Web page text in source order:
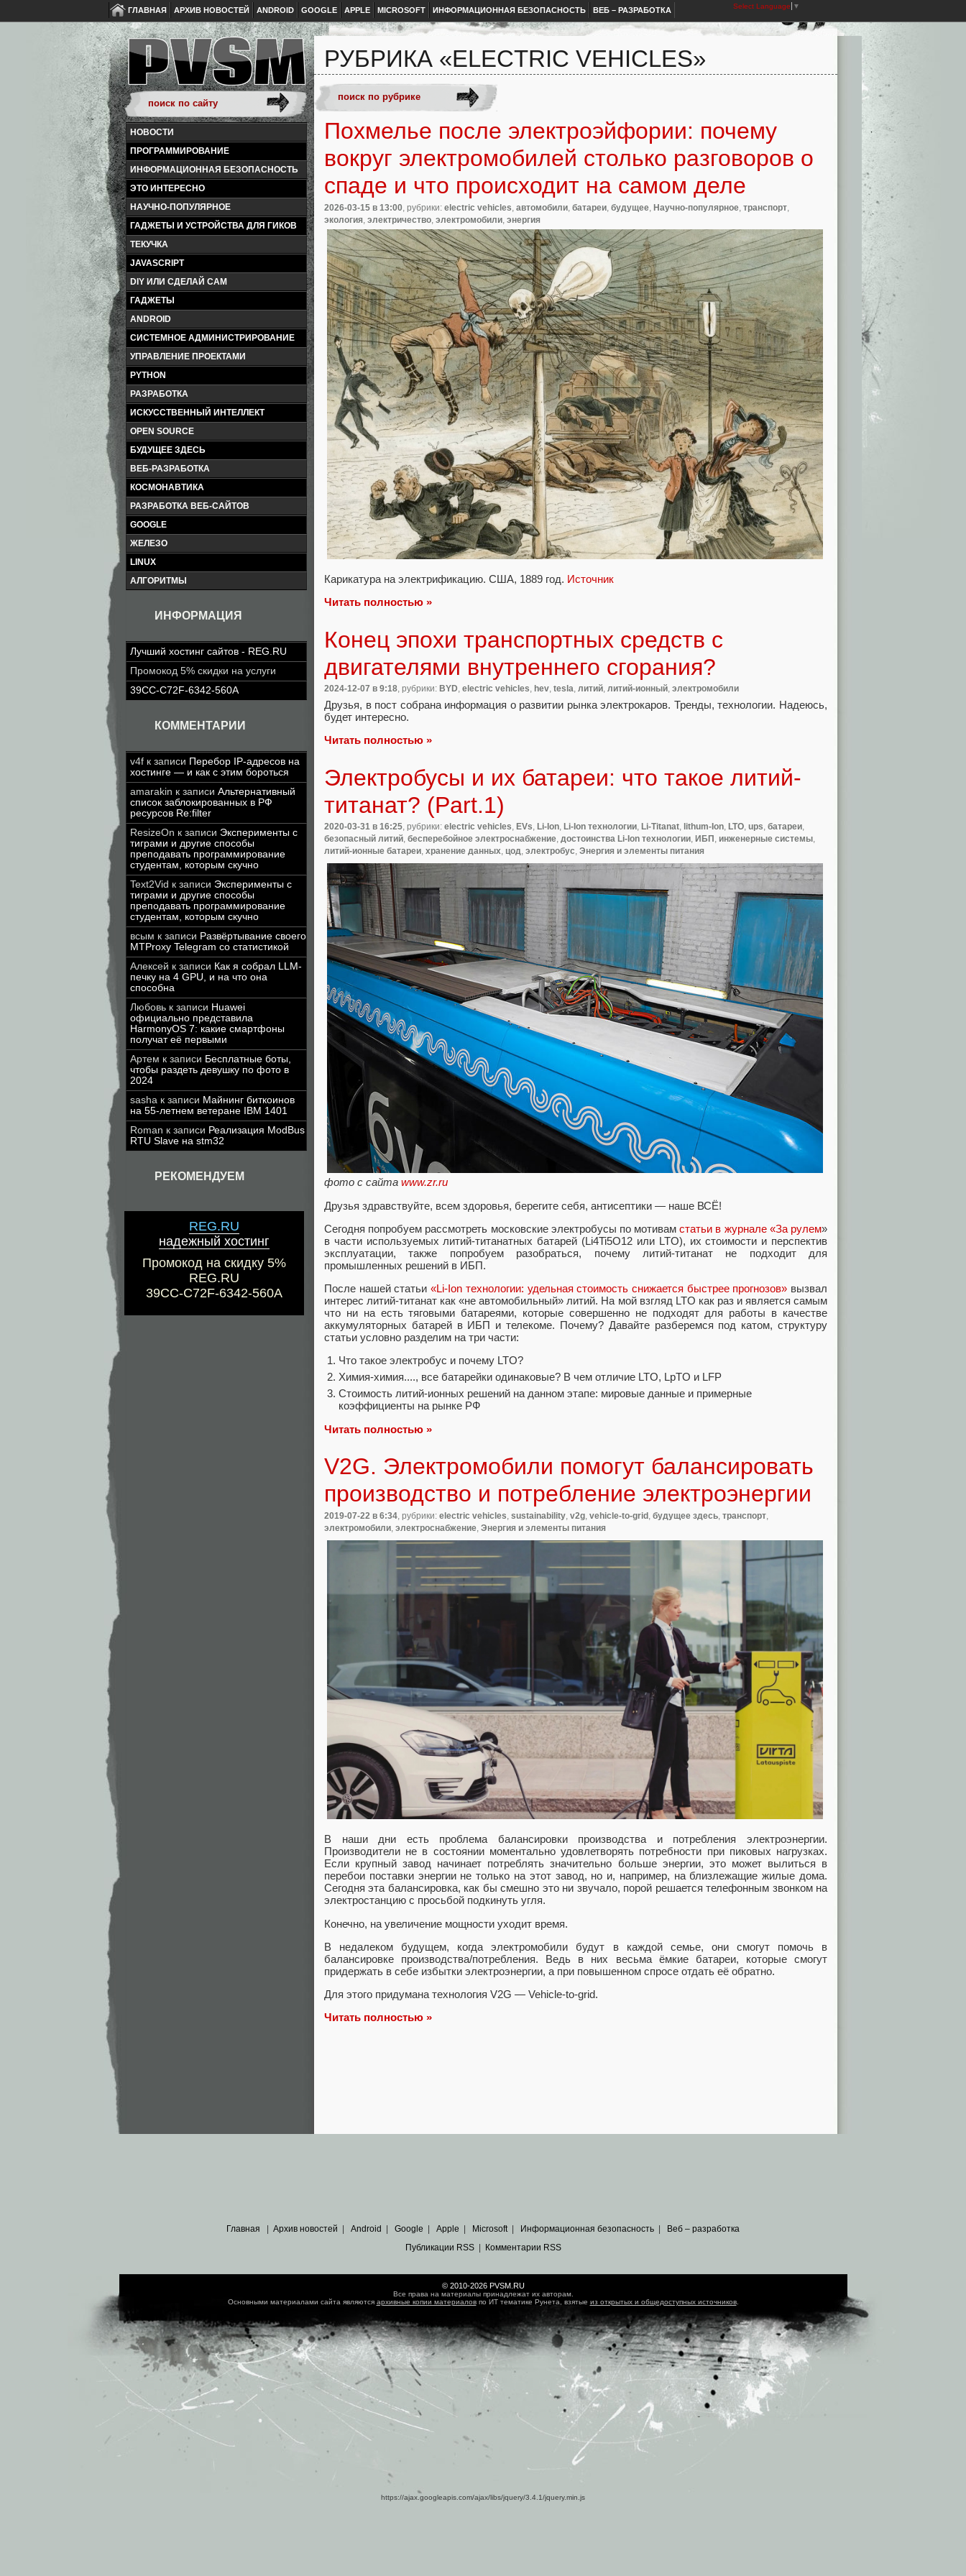
ГЛАВНАЯ АРХИВ НОВОСТЕЙ ANDROID GOOGLE APPLE MICROSOFT ИНФОРМАЦИОННАЯ БЕЗОПАСНОСТЬ ВЕБ – РАЗРАБОТКА Select Language ▼
НОВОСТИ
ПРОГРАММИРОВАНИЕ
ИНФОРМАЦИОННАЯ БЕЗОПАСНОСТЬ
ЭТО ИНТЕРЕСНО
НАУЧНО-ПОПУЛЯРНОЕ
ГАДЖЕТЫ И УСТРОЙСТВА ДЛЯ ГИКОВ
ТЕКУЧКА
JAVASCRIPT
DIY ИЛИ СДЕЛАЙ САМ
ГАДЖЕТЫ
ANDROID
СИСТЕМНОЕ АДМИНИСТРИРОВАНИЕ
УПРАВЛЕНИЕ ПРОЕКТАМИ
PYTHON
РАЗРАБОТКА
ИСКУССТВЕННЫЙ ИНТЕЛЛЕКТ
OPEN SOURCE
БУДУЩЕЕ ЗДЕСЬ
ВЕБ-РАЗРАБОТКА
КОСМОНАВТИКА
РАЗРАБОТКА ВЕБ-САЙТОВ
GOOGLE
ЖЕЛЕЗО
LINUX
АЛГОРИТМЫ
ИНФОРМАЦИЯ
Лучший хостинг сайтов - REG.RU
Промокод 5% скидки на услуги
39CC-C72F-6342-560A
КОММЕНТАРИИ
v4f к записи Перебор IP-адресов на
хостинге — и как с этим бороться
amarakin к записи Альтернативный
список заблокированных в РФ
ресурсов Re:filter
ResizeOn к записи Эксперименты с
тиграми и другие способы
преподавать программирование
студентам, которым скучно
Text2Vid к записи Эксперименты с
тиграми и другие способы
преподавать программирование
студентам, которым скучно
всым к записи Развёртывание своего
MTProxy Telegram со статистикой
Алексей к записи Как я собрал LLM-
печку на 4 GPU, и на что она
способна
Любовь к записи Huawei
официально представила
HarmonyOS 7: какие смартфоны
получат её первыми
Артем к записи Бесплатные боты,
чтобы раздеть девушку по фото в
2024
sasha к записи Майнинг биткоинов
на 55-летнем ветеране IBM 1401
Roman к записи Реализация ModBus
RTU Slave на stm32
РЕКОМЕНДУЕМ
REG.RU
надежный хостинг
Промокод на скидку 5%
REG.RU
39CC-C72F-6342-560A
РУБРИКА «ELECTRIC VEHICLES»
Похмелье после электроэйфории: почему
вокруг электромобилей столько разговоров о
спаде и что происходит на самом деле
2026-03-15 в 13:00 , рубрики: electric vehicles автомобили батареи будущее Научно-популярное транспорт
экология электричество электромобили энергия
Карикатура на электрификацию. США, 1889 год. Источник
Читать полностью »
Конец эпохи транспортных средств с
двигателями внутреннего сгорания?
2024-12-07 в 9:18, рубрики: BYD, electric vehicles, hev, tesla, литий, литий-ионный, электромобили
Друзья, в пост собрана информация о развитии рынка электрокаров. Тренды, технологии. Надеюсь,
будет интересно.
Читать полностью »
Электробусы и их батареи: что такое литий-
титанат? (Part.1)
2020-03-31 в 16:25, рубрики: electric vehicles, EVs, Li-Ion, Li-Ion технологии, Li-Titanat, lithum-Ion, LTO, ups, батареи,
безопасный литий, бесперебойное электроснабжение, достоинства Li-Ion технологии, ИБП, инженерные системы,
литий-ионные батареи, хранение данных, цод, электробус, Энергия и элементы питания
фото c сайта www.zr.ru
Друзья здравствуйте, всем здоровья, берегите себя, антисептики — наше ВСЁ!
Сегодня попробуем рассмотреть московские электробусы по мотивамстатьи в журнале «За рулем»
в части используемых литий-титанатных батарей (Li4Ti5O12 или LTO), их стоимости и перспектив
эксплуатации, также попробуем разобраться, почему литий-титанат не подходит для
промышленных решений в ИБП.
После нашей статьи«Li-Ion технологии: удельная стоимость снижается быстрее прогнозов» вызвал
интерес литий-титанат как «не автомобильный» литий. На мой взгляд LTO как раз и является самым
что ни на есть тяговыми батареями, которые совершенно не подходят для работы в качестве
аккумуляторных батарей в ИБП и телекоме. Почему? Давайте разберемся под катом, структуру
статьи условно разделим на три части:
Что такое электробус и почему LTO?
Химия-химия...., все батарейки одинаковые? В чем отличие LTO, LpTO и LFP
Стоимость литий-ионных решений на данном этапе: мировые данные и примерные
коэффициенты на рынке РФ
Читать полностью »
V2G. Электромобили помогут балансировать
производство и потребление электроэнергии
2019-07-22 в 6:34 , рубрики: electric vehicles sustainability v2g vehicle-to-grid будущее здесь транспорт
электромобили электроснабжение Энергия и элементы питания
В наши дни есть проблема балансировки производства и потребления электроэнергии.
Производители не в состоянии моментально удовлетворять потребности при пиковых нагрузках.
Если крупный завод начинает потреблять значительно больше энергии, это может вылиться в
перебои поставки энергии не только на этот завод, но и, например, на близлежащие жилые дома.
Сегодня эта балансировка, как бы смешно это ни звучало, порой решается телефонным звонком на
электростанцию с просьбой подкинуть угля.
Конечно, на увеличение мощности уходит время.
В недалеком будущем, когда электромобили будут в каждой семье, они смогут помочь в
балансировке производства/потребления. Ведь в них весьма ёмкие батареи, которые смогут
придержать в себе избытки электроэнергии, а при повышенном спросе отдать её обратно.
Для этого придумана технология V2G — Vehicle-to-grid.
Читать полностью »
Главная Архив новостей Android Google Apple Microsoft| Информационная безопасность
Веб – разработка
Публикации RSS| Комментарии RSS
© 2010-2026 PVSM.RU
Все права на материалы принадлежат их авторам.
Основными материалами сайта являются архивные копии материаловпо ИТ тематике Рунета, взятые из открытых и общедоступных источников.
https://ajax.googleapis.com/ajax/libs/jquery/3.4.1/jquery.min.js